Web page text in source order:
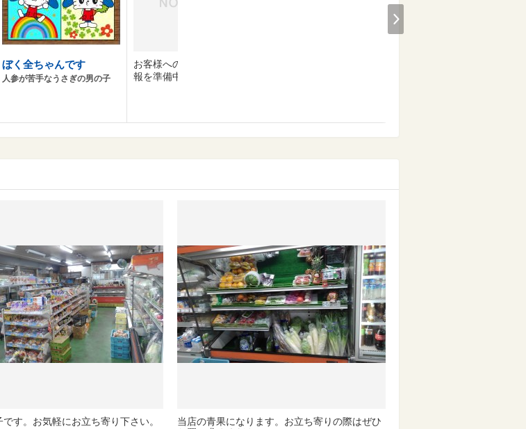
ぼく全ちゃんです
人参が苦手なうさぎの男の子
お客様へのおすすめ商品情
報を準備中です。
です。お気軽にお立ち寄り下さい。
当店の青果になります。お立ち寄りの際はぜひ